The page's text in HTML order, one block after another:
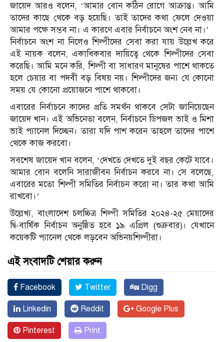
জায়েদ আরও বলেন, ‘আমার বোন কঠিন রোগে আক্রান্ত। আমি
তাদের কাছে থেকে বড় হয়েছি। তাই তাদের কথা ফেলে দেওয়া
আমার পক্ষে সম্ভব না। এ কারণে এবার নির্বাচনে অংশ নেব না।’
নির্বাচনে অংশ না নিলেও শিল্পীদের সেবা করা যায় উল্লেখ করে
এই নায়ক বলেন, একাধিকবার দায়িত্বে থেকে শিল্পীদের সেবা
করেছি। আমি মনে করি, শিল্পী বা সাধারণ মানুষের পাশে থাকতে
হলে চেয়ার বা পদবী বড় বিষয় নয়। শিল্পীদের জন্য যে কোনো
সময় যে কোনো প্রয়োজনে পাশে থাকবো।
এবারের নির্বাচনে কাদের প্রতি সমর্থন থাকবে সেটা জানিয়েছেন
জায়েদ খান। এই অভিনেতা বলেন, নির্বাচনে ডিপজল ভাই ও মিশা
ভাই প্যানেল দিচ্ছেন। তারা যদি পাশ করেন তাহলে তাদের পাশে
থেকে কাজ করবো।
সবশেষ জায়েদ খান বলেন, ‘দেখতে দেখতে দুই বছর কেটে যাবে।
আমার বোন বলেনি সারাজীবন নির্বাচন করবে না। সে বলেছে,
এবারের মতো শিল্পী সমিতির নির্বাচন করো না। তার কথা আমি
রাখবো।’
উল্লেখ্য, বাংলাদেশ চলচ্চিত্র শিল্পী সমিতির ২০২৪-২৫ মেয়াদের
দ্বি-বার্ষিক নির্বাচন অনুষ্ঠিত হবে ১৯ এপ্রিল (শুক্রবার)। যেখানে
কয়েকটি প্যানেল থেকে লড়বেন অভিনয়শিল্পীরা।
এই সংবাদটি শেয়ার করুন
Facebook Twitter Digg
Linkedin Reddit Google Plus
Pinterest Print